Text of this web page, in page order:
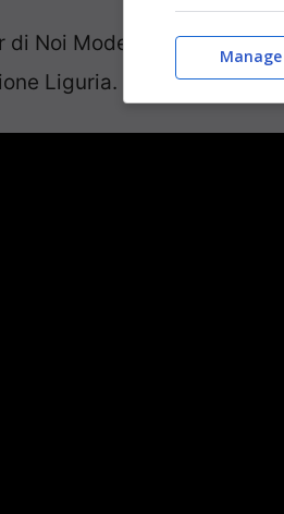
di Noi Moderati alle
Liguria.